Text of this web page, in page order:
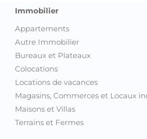
Immobilier
Appartements
Autre Immobilier
Bureaux et Plateaux
Colocations
Locations de vacances
Magasins, Commerces et Locaux
Maisons et Villas
Terrains et Fermes